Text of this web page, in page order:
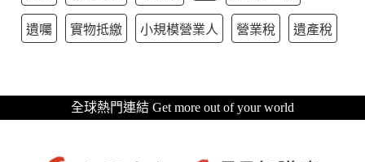
遺囑 實物抵繳 小規模營業人 營業稅 遺產稅
全球熱門連結 Get more out of your world